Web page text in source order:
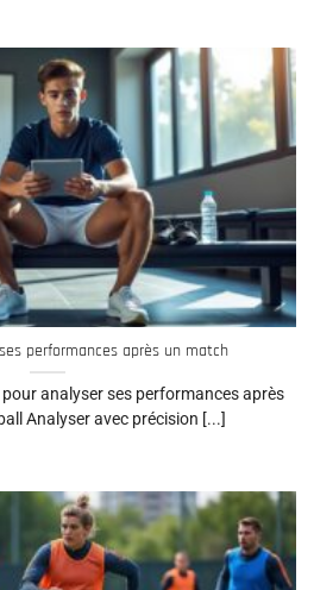
performances après un match
analyser ses performances après
Analyser avec précision [...]